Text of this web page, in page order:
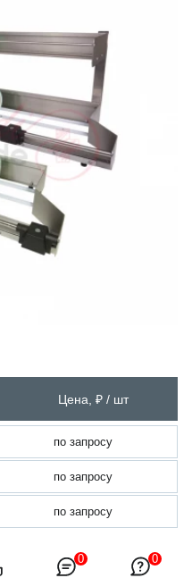
Цена, ₽ / шт
по запросу
по запросу
по запросу
0 0